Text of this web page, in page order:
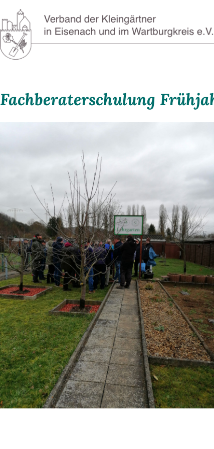
Fachberaterschulung